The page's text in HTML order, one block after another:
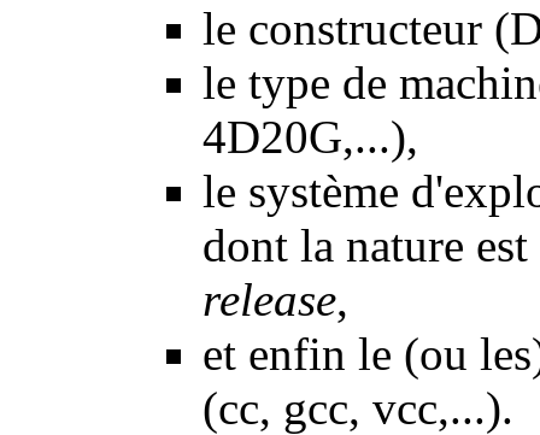
le constructeur
le type de
4D20G,...),
le système
dont la nature
release,
et enfin le (ou
(cc, gcc, vcc,...).